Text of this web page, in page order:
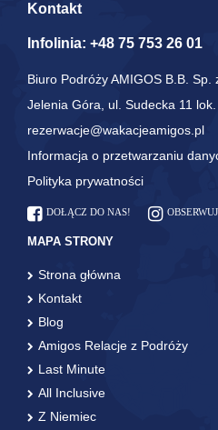
Kontakt
Infolinia: +48 75 753 26 01
Biuro Podróży AMIGOS B.B. Sp.
Jelenia Góra, ul. Sudecka 11
rezerwacje@wakacjeamigos.pl
Informacja o przetwarzaniu
Polityka prywatności
DOŁĄCZ DO NAS!
MAPA STRONY
Strona główna
Kontakt
Blog
Amigos Relacje z Podróży
Last Minute
All Inclusive
Z Niemiec